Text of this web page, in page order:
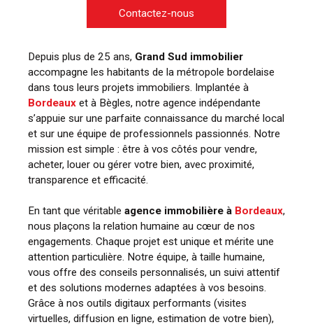
Contactez-nous
Depuis plus de 25 ans, Grand Sud immobilier
accompagne les habitants de la métropole bordelaise
dans tous leurs projets immobiliers. Implantée à
Bordeaux et à Bègles, notre agence indépendante
s’appuie sur une parfaite connaissance du marché local
et sur une équipe de professionnels passionnés. Notre
mission est simple : être à vos côtés pour vendre,
acheter, louer ou gérer votre bien, avec proximité,
transparence et efficacité.
En tant que véritable agence immobilière à Bordeaux,
nous plaçons la relation humaine au cœur de nos
engagements. Chaque projet est unique et mérite une
attention particulière. Notre équipe, à taille humaine,
vous offre des conseils personnalisés, un suivi attentif
et des solutions modernes adaptées à vos besoins.
Grâce à nos outils digitaux performants (visites
virtuelles, diffusion en ligne, estimation de votre bien),